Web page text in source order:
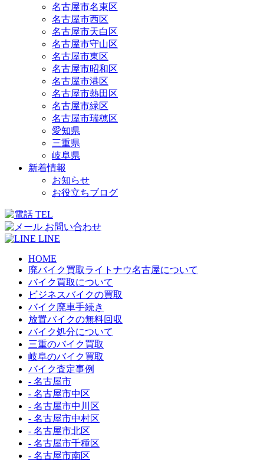
名古屋市名東区
名古屋市西区
名古屋市天白区
名古屋市守山区
名古屋市東区
名古屋市昭和区
名古屋市港区
名古屋市熱田区
名古屋市緑区
名古屋市瑞穂区
愛知県
三重県
岐阜県
新着情報
お知らせ
お役立ちブログ
TEL
お問い合わせ
LINE
HOME
廃バイク買取ライトナウ名古屋について
バイク買取について
ビジネスバイクの買取
バイク廃車手続き
放置バイクの無料回収
バイク処分について
三重のバイク買取
岐阜のバイク買取
バイク査定事例
- 名古屋市
- 名古屋市中区
- 名古屋市中川区
- 名古屋市中村区
- 名古屋市北区
- 名古屋市千種区
- 名古屋市南区